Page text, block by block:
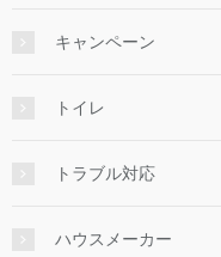
キャンペーン
トイレ
トラブル対応
ハウスメーカー